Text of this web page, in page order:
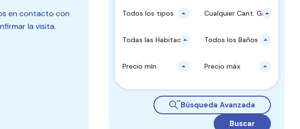
en contacto con
la visita.
Todos los tipos Cualquier Cant. Garajes
Todas las Habitaciones Todos los Baños
Precio mín Precio máx
Búsqueda Avanzada
Buscar